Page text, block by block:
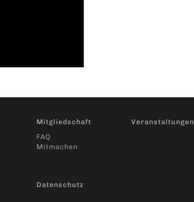
Mitgliedschaft
FAQ
Mitmachen
Veranstaltungen
Datenschutz